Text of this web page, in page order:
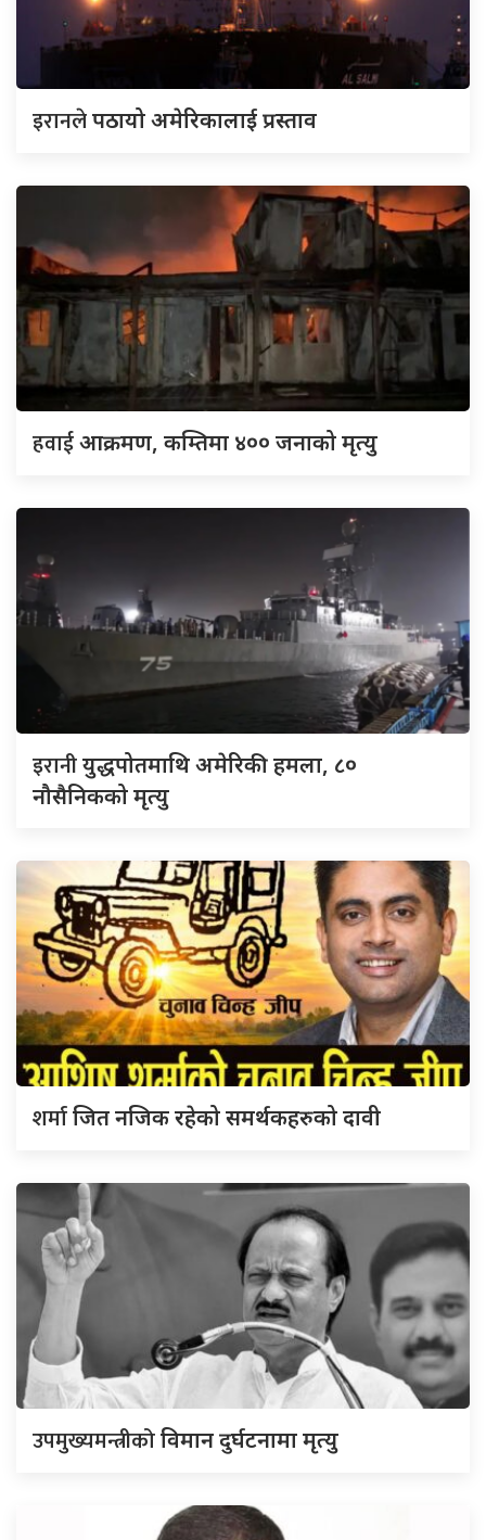
इरानलेपठायो अमेरिकालाई प्रस्ताव
हवाईआक्रमण, कम्तिमा ४०० जनाको मृत्यु
इरानीयुद्धपोतमाथि अमेरिकी हमला, ८०
नौसैनिकको मृत्यु
शर्माजित नजिक रहेको समर्थकहरुको दावी
उपमुख्यमन्त्रीकोविमान दुर्घटनामा मृत्यु